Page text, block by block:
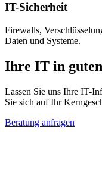
IT-Sicherheit
Firewalls,
Daten und Systeme.
Ihre IT in
Lassen Sie uns Ihre IT-
Sie sich auf Ihr
Beratung anfragen